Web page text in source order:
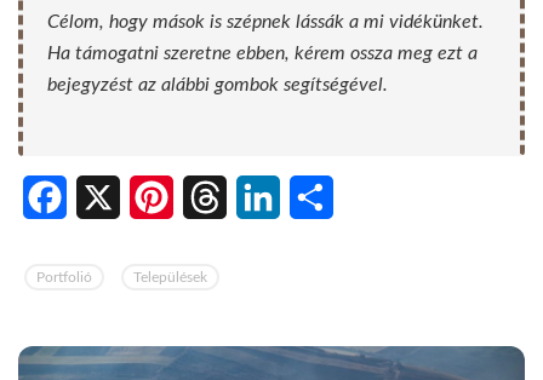
Célom, hogy mások is szépnek lássák a mi vidékünket.
Ha támogatni szeretne ebben, kérem ossza meg ezt a
bejegyzést az alábbi gombok segítségével.
Facebook PinterestThreads LinkedIn
Portfolió Települések